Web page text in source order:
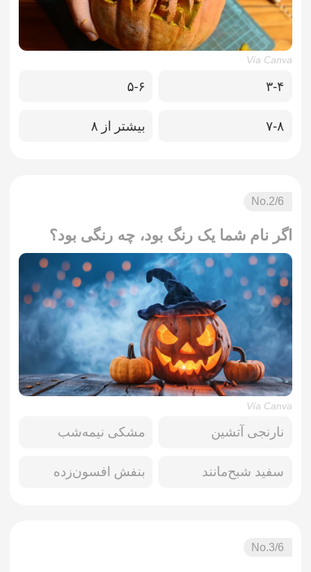
Vía Canva
۳-۴ ۵-۶
۷-۸ بیشتر از ۸
No.2/6
اگر نام شما یک رنگ بود، چه رنگی بود؟
Vía Canva
نارنجی آتشین مشکی نیمه‌شب
سفید شبح‌مانند بنفش افسون‌زده
No.3/6